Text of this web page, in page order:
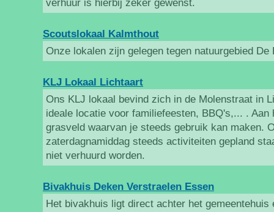
verhuur is hierbij zeker gewenst.
Scoutslokaal Kalmthout
Onze lokalen zijn gelegen tegen natuurgebied De
KLJ Lokaal Lichtaart
Ons KLJ lokaal bevind zich in de Molenstraat in
ideale locatie voor familiefeesten, BBQ's,... . Aan
grasveld waarvan je steeds gebruik kan maken.
zaterdagnamiddag steeds activiteiten gepland
niet verhuurd worden.
Bivakhuis Deken Verstraelen Essen
Het bivakhuis ligt direct achter het gemeentehuis